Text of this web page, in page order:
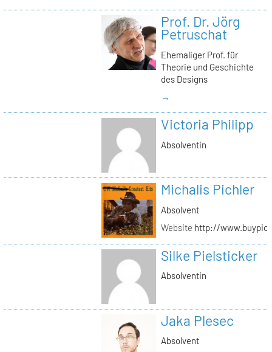
Prof. Dr. Jörg
Petruschat
Ehemaliger Prof. für
Theorie und Geschichte
des Designs
→
Victoria Philipp
Absolventin
Michalis Pichler
Absolvent
Website http://
Silke Pielsticker
Absolventin
Jaka Plesec
Absolvent